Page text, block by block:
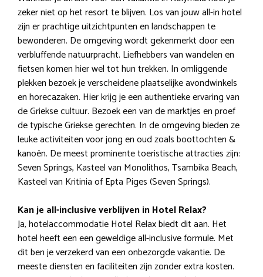
zeker niet op het resort te blijven. Los van jouw all-in hotel
zijn er prachtige uitzichtpunten en landschappen te
bewonderen. De omgeving wordt gekenmerkt door een
verbluffende natuurpracht. Liefhebbers van wandelen en
fietsen komen hier wel tot hun trekken. In omliggende
plekken bezoek je verscheidene plaatselijke avondwinkels
en horecazaken. Hier krijg je een authentieke ervaring van
de Griekse cultuur. Bezoek een van de marktjes en proef
de typische Griekse gerechten. In de omgeving bieden ze
leuke activiteiten voor jong en oud zoals boottochten &
kanoën. De meest prominente toeristische attracties zijn:
Seven Springs, Kasteel van Monolithos, Tsambika Beach,
Kasteel van Kritinia of Epta Piges (Seven Springs).
Kan je all-inclusive verblijven in Hotel Relax?
Ja, hotelaccommodatie Hotel Relax biedt dit aan. Het
hotel heeft een een geweldige all-inclusive formule. Met
dit ben je verzekerd van een onbezorgde vakantie. De
meeste diensten en faciliteiten zijn zonder extra kosten.